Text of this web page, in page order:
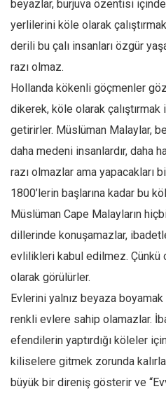
Kategoriler
Kültür Sanat
Kitap
Karisi kitap sualleri
7 soruda bu hafta
Ekonomi
Spor
Hayat
Türkiye
Siyaset
Dünya
Avrupa
Asya
Afrika
beyazlar, burjuva özentisi
yerlilerini köle olarak
derili bu çalı insanları özgür
razı olmaz.
Hollanda kökenli göçmenler
dikerek, köle olarak
getirirler. Müslüman Malaylar,
daha medeni insanlardır, daha
razı olmazlar ama yapacakları
1800’lerin başlarına kadar bu
Müslüman Cape Malayların
dillerinde konuşamazlar,
evlilikleri kabul edilmez. Çünkü
olarak görülürler.
Evlerini yalnız beyaza
renkli evlere sahip olamazlar.
efendilerin yaptırdığı köleler
kiliselere gitmek zorunda
büyük bir direniş gösterir ve